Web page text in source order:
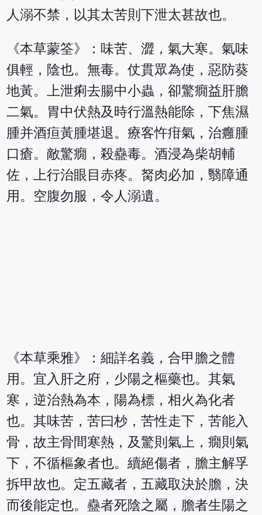
人溺不禁，以其太苦則下泄太甚故也。
《本草蒙筌》：味苦、澀，氣大寒。氣味
俱輕，陰也。無毒。仗貫眾為使，惡防葵
地黃。上泄痢去腸中小蟲，卻驚癇益肝膽
二氣。胃中伏熱及時行溫熱能除，下焦濕
腫并酒疸黃腫堪退。療客忤疳氣，治癰腫
口瘡。敵驚癇，殺蠱毒。酒浸為柴胡輔
佐，上行治眼目赤疼。胬肉必加，翳障通
用。空腹勿服，令人溺遺。
《本草乘雅》：細詳名義，合甲膽之體
用。宜入肝之府，少陽之樞藥也。其氣
寒，逆治熱為本，陽為標，相火為化者
也。其味苦，苦曰杪，苦性走下，苦能入
骨，故主骨間寒熱，及驚則氣上，癇則氣
下，不循樞象者也。續絕傷者，膽主解孚
拆甲故也。定五藏者，五藏取決於膽，決
而後能定也。蠱者死陰之屬，膽者生陽之